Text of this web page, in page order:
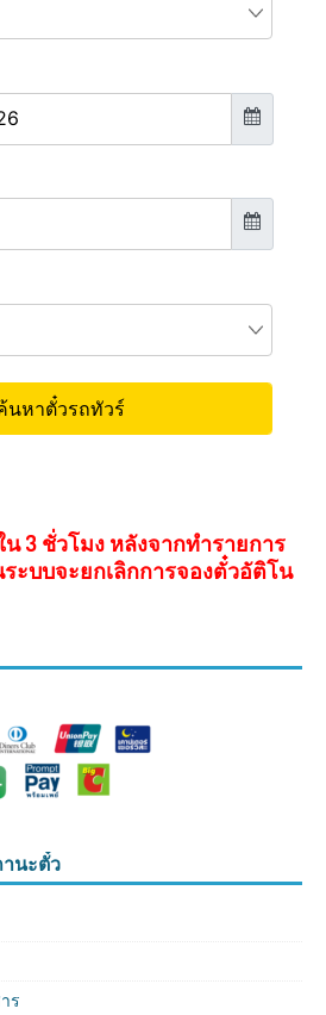
3 ชั่วโมง หลังจากทำรายการ
ะบบจะยกเลิกการจองตั๋วอัติโน
นะตั๋ว
ร